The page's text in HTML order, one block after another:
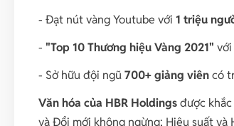
- Đạt nút vàng Youtube với 1 triệu
- "Top 10 Thương hiệu Vàng 2021" với
- Sở hữu đội ngũ700+ giảng viêncó
Văn hóa của HBR Holdingsđược
và Đổi mới không ngừng; Hiệu suất và